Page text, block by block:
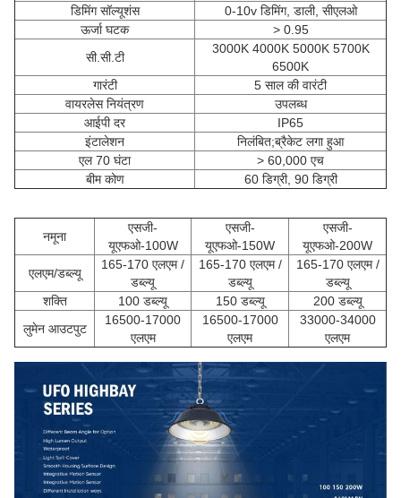
डिमिंग सॉल्यूशंस
0-10v डिमिंग, डाली, सीएलओ
ऊर्जा घटक
> 0.95
सी.सी.टी
3000K 4000K 5000K 5700K
6500K
गारंटी
5 साल की वारंटी
वायरलेस नियंत्रण
उपलब्ध
आईपी ​​दर
IP65
इंटालेशन
निलंबित;ब्रैकेट लगा हुआ
एल 70 घंटा
> 60,000 एच
बीम कोण
60 डिग्री, 90 डिग्री
नमूना
एसजी-
यूएफओ-100W
एसजी-
यूएफओ-150W
एसजी-
यूएफओ-200W
एलएम/डब्ल्यू
165-170 एलएम /
डब्ल्यू
165-170 एलएम /
डब्ल्यू
165-170 एलएम /
डब्ल्यू
शक्ति
100 डब्ल्यू 150 डब्ल्यू
200 डब्ल्यू
लुमेन आउटपुट
16500-17000
एलएम
16500-17000
एलएम
33000-34000
एलएम